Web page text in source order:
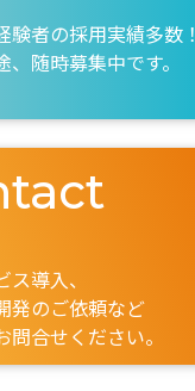
験者の採用実績多数！
、随時募集中です。
導入、
発のご依頼など
問合せください。